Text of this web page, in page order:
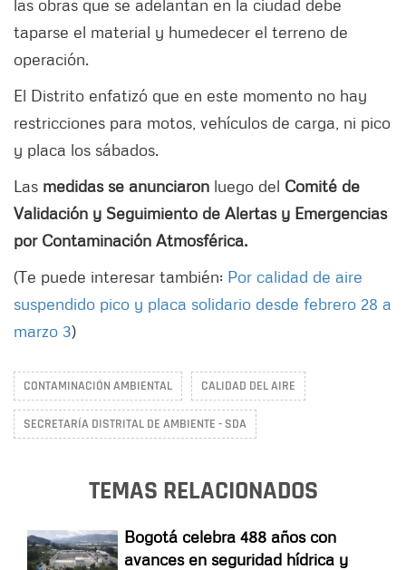
las obras que se adelantan en la ciudad debe
taparse el material y humedecer el terreno de
operación.
El Distrito enfatizó que en este momento no hay
restricciones para motos, vehículos de carga, ni pico
y placa los sábados.
Las medidas se anunciaron luego del Comité de
Validación y Seguimiento de Alertas y Emergencias
por Contaminación Atmosférica.
(Te puede interesar también: Por calidad de aire
suspendido pico y placa solidario desde febrero 28 a
marzo 3)
CONTAMINACIÓN AMBIENTAL CALIDAD DEL AIRE
SECRETARÍA DISTRITAL DE AMBIENTE - SDA
TEMAS RELACIONADOS
Bogotá celebra 488 años con
avances en seguridad hídrica y